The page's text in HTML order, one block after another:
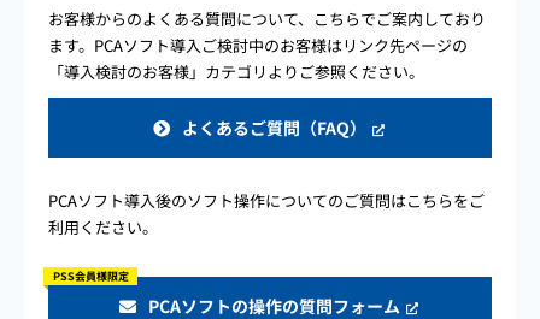
お客様からのよくある質問について、こちらでご案内しており
ます。PCAソフト導入ご検討中のお客様はリンク先ページの
「導入検討のお客様」カテゴリよりご参照ください。
よくあるご質問（FAQ）
PCAソフト導入後のソフト操作についてのご質問はこちらをご
利用ください。
PCAソフトの操作の質問フォーム
PSS会員様限定